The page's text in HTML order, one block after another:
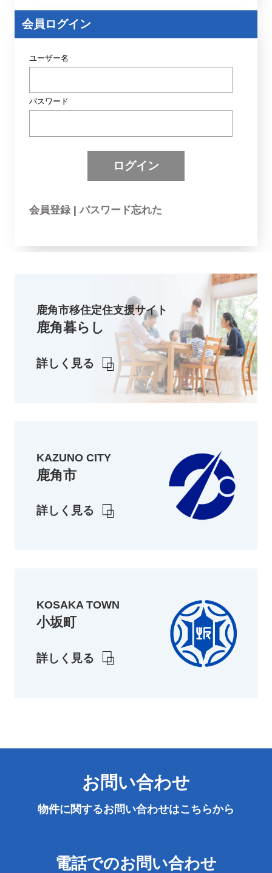
ー
ド
)
会員ログイン
ユーザー名
パスワード
会員登録| パスワード忘れた
鹿角市移住定住支援サイト
鹿角暮らし
詳しく見る
KAZUNO CITY
鹿角市
詳しく見る
KOSAKA TOWN
小坂町
詳しく見る
お問い合わせ
物件に関するお問い合わせはこちらから
電話でのお問い合わせ